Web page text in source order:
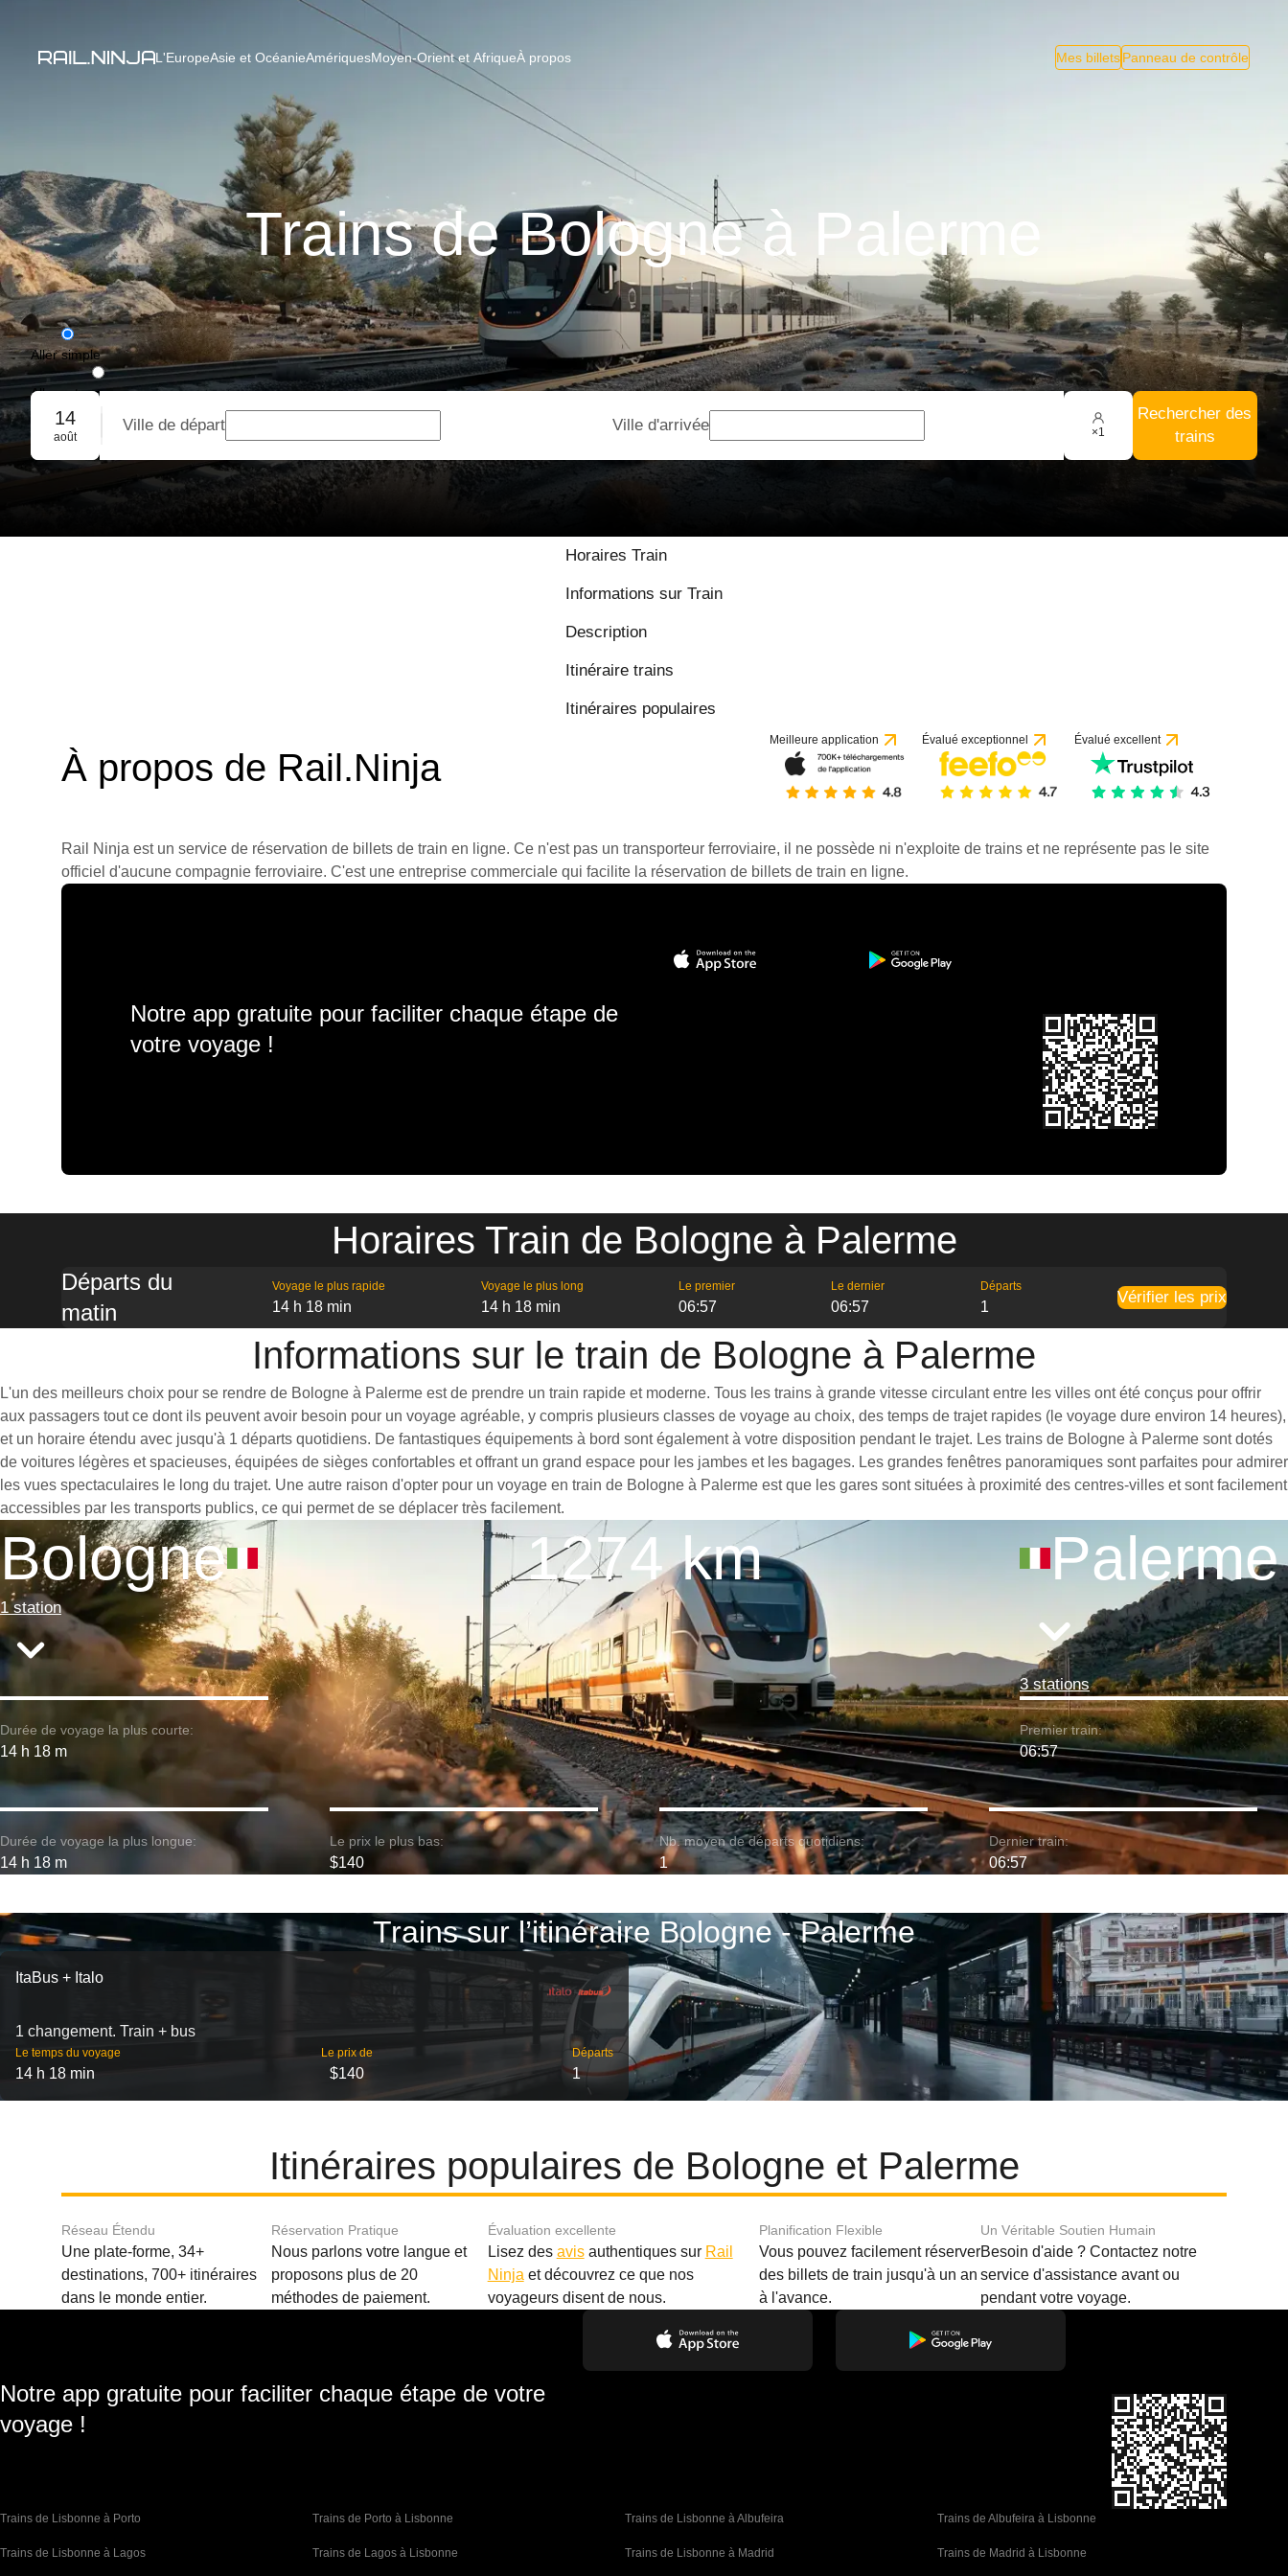
L'EuropeAsie et OcéanieAmériquesMoyen-Orient et AfriqueÀ propos Mes billetsPanneau de contrôle
Trains de Bologne à Palerme
Aller simple
Aller-retour
Réservation de groupe
14
août
Ville de départ Ville d'arrivée ×1
Rechercher des
trains
Horaires Train
Informations sur Train
Description
Itinéraire trains
Itinéraires populaires
À propos de Rail.Ninja
Meilleure application Évalué exceptionnel Évalué excellent
Rail Ninja est un service de réservation de billets de train en ligne. Ce n'est pas un transporteur ferroviaire, il ne possède ni n'exploite de trains et ne représente pas le site
officiel d'aucune compagnie ferroviaire. C'est une entreprise commerciale qui facilite la réservation de billets de train en ligne.
Notre app gratuite pour faciliter chaque étape de
votre voyage !
Horaires Train de Bologne à Palerme
Départs du
matin
Voyage le plus rapide
14 h 18 min
Voyage le plus long
14 h 18 min
Le premier
06:57
Le dernier
06:57
Départs
1
Vérifier les prix
Informations sur le train de Bologne à Palerme
L'un des meilleurs choix pour se rendre de Bologne à Palerme est de prendre un train rapide et moderne. Tous les trains à grande vitesse circulant entre les villes ont été conçus pour offrir
aux passagers tout ce dont ils peuvent avoir besoin pour un voyage agréable, y compris plusieurs classes de voyage au choix, des temps de trajet rapides (le voyage dure environ 14 heures),
et un horaire étendu avec jusqu'à 1 départs quotidiens. De fantastiques équipements à bord sont également à votre disposition pendant le trajet. Les trains de Bologne à Palerme sont dotés
de voitures légères et spacieuses, équipées de sièges confortables et offrant un grand espace pour les jambes et les bagages. Les grandes fenêtres panoramiques sont parfaites pour admirer
les vues spectaculaires le long du trajet. Une autre raison d'opter pour un voyage en train de Bologne à Palerme est que les gares sont situées à proximité des centres-villes et sont facilement
accessibles par les transports publics, ce qui permet de se déplacer très facilement.
Bologne
1 station
1274 km Palerme
3 stations
Durée de voyage la plus courte:
14 h 18 m
Premier train:
06:57
Durée de voyage la plus longue:
14 h 18 m
Le prix le plus bas:
$140
Nb. moyen de départs quotidiens:
1
Dernier train:
06:57
Trains sur l’itinéraire Bologne - Palerme
ItaBus + Italo
1 changement. Train + bus
Le temps du voyage
14 h 18 min
Le prix de
$140
Départs
1
Itinéraires populaires de Bologne et Palerme
Réseau Étendu
Une plate-forme, 34+
destinations, 700+ itinéraires
dans le monde entier.
Réservation Pratique
Nous parlons votre langue et
proposons plus de 20
méthodes de paiement.
Évaluation excellente
Lisez des avisauthentiques sur Rail
Ninja et découvrez ce que nos
voyageurs disent de nous.
Planification Flexible
Vous pouvez facilement réserver
des billets de train jusqu'à un an
à l'avance.
Un Véritable Soutien Humain
Besoin d'aide ? Contactez notre
service d'assistance avant ou
pendant votre voyage.
Notre app gratuite pour faciliter chaque étape de votre
voyage !
Trains de Lisbonne à Porto Trains de Porto à Lisbonne Trains de Lisbonne à Albufeira Trains de Albufeira à Lisbonne
Trains de Lisbonne à Lagos Trains de Lagos à Lisbonne Trains de Lisbonne à Madrid Trains de Madrid à Lisbonne